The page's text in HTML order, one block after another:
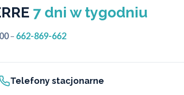
7 dni w tygodniu
– 662-869-662
Telefony stacjonarne